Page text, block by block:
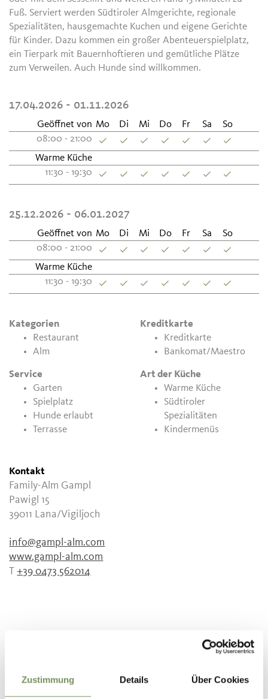
Zustimmung Details Über Cookies
Fuß. Serviert werden Südtiroler Almgerichte, regionale
Spezialitäten, hausgemachte Kuchen und eigene Gerichte
für Kinder. Dazu kommen ein großer Abenteuerspielplatz,
ein Tierpark mit Bauernhoftieren und gemütliche Plätze
zum Verweilen. Auch Hunde sind willkommen.
17.04.2026 - 01.11.2026
Geöffnet von Mo Di Mi Do Fr Sa
So
08:00 - 21:00
Warme Küche
11:30 - 19:30
25.12.2026 - 06.01.2027
Geöffnet von Mo Di Mi Do Fr Sa
So
08:00 - 21:00
Warme Küche
11:30 - 19:30
Kategorien
Restaurant
Alm
Kreditkarte
Kreditkarte
Bankomat/Maestro
Service
Garten
Spielplatz
Hunde erlaubt
Terrasse
Art der Küche
Warme Küche
Südtiroler
Spezialitäten
Kindermenüs
Kontakt
Family-Alm Gampl
Pawigl 15
39011 Lana/Vigiljoch
info@gampl-alm.com
www.gampl-alm.com
T+39 0473 562014
WAR DER INHALT FÜR DICH HILFREICH?